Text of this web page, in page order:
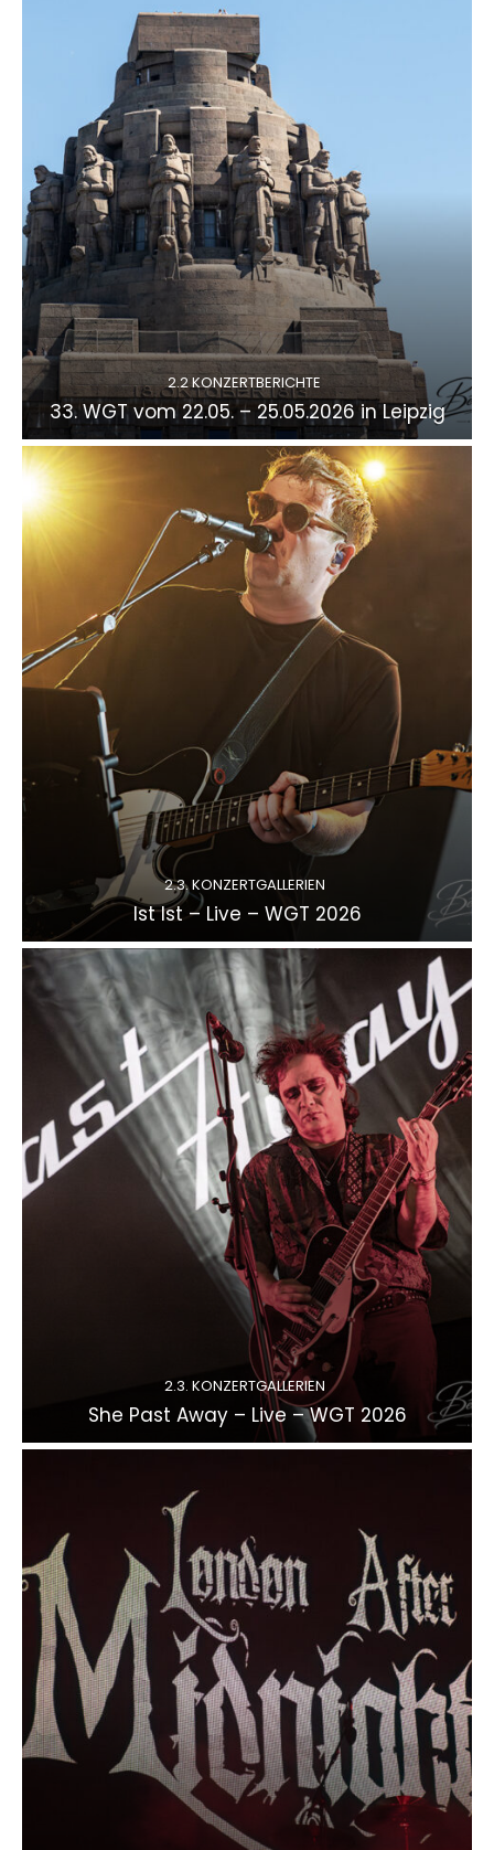
2.2 KONZERTBERICHTE
33. WGT vom 22.05. – 25.05.2026 in Leipzig
2.3. KONZERTGALLERIEN
Ist Ist – Live – WGT 2026
2.3. KONZERTGALLERIEN
She Past Away – Live – WGT 2026